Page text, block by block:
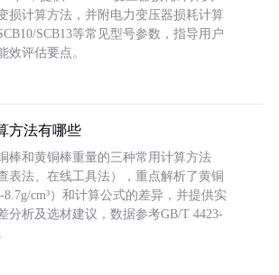
损计算方法，并附电力变压器损耗计算
SCB13等常见型号参数，指导用户
效评估要点。
方法有哪些
棒和黄铜棒重量的三种常用计算方法
表法、在线工具法），重点解析了黄铜
cm³）和计算公式的差异，并提供实
分析及选材建议，数据参考GB/T 4423-